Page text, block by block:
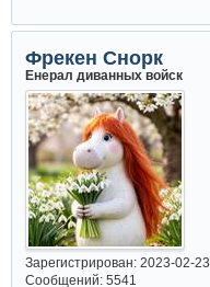
Фрекен Снорк
Енерал диванных войск
Зарегистрирован: 2023-02-23
Сообщений:5541